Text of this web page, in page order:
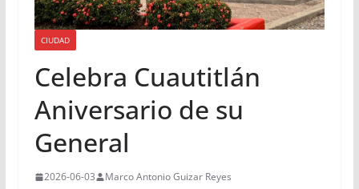
CIUDAD
Celebra Cuautitlán
Aniversario de su
General
2026-06-03 Marco Antonio Guizar Reyes